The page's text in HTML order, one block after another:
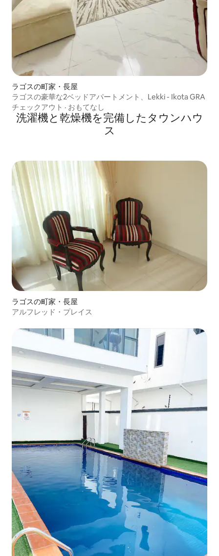
ラゴスの町家・長屋
ラゴスの豪華な2ベッドアパートメント、Lekki - Ikota GRA
チェックアウト · おもてなし
洗濯機と乾燥機を完備したタウンハウ
ス
ラゴスの町家・長屋
アルフレッド・プレイス